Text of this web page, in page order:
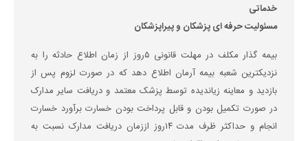
خدماتی
مسئولیت حرفه ای پزشکان و پیراپزشکان
بیمه گذار مکلف در مهلت قانونی ۵روز از زمان اطلاع حادثه را به
نزدیکترین شعبه بیمه آرمان اطلاع دهد که در صورت لزوم پس از
بازدید و معاینه زیاندیده توسط پزشک معتمد و دریافت سایر مدارک
در صورت تکمیل بودن و قابل پرداخت بودن خسارت برآورد خسارت
انجام و حداکثر ظرف مدت ۱۴روز اززمان دریافت مدارک نسبت به